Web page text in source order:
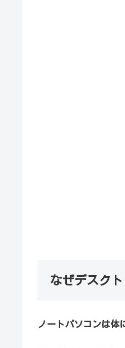
なぜデスク
ノートパソコンは体